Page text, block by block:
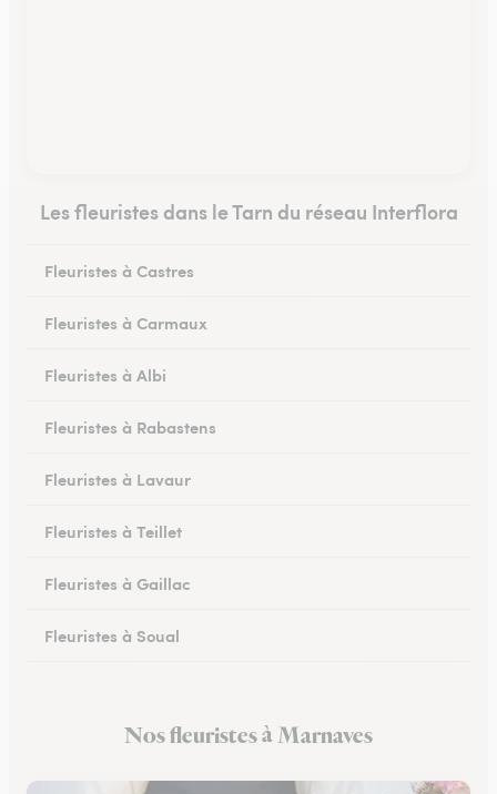
Les fleuristes dans le Tarn du réseau Interflora
Fleuristes à Castres
Fleuristes à Carmaux
Fleuristes à Albi
Fleuristes à Rabastens
Fleuristes à Lavaur
Fleuristes à Teillet
Fleuristes à Gaillac
Fleuristes à Soual
Fleuristes à Murat-sur-Vèbre
Nos fleuristes à Marnaves